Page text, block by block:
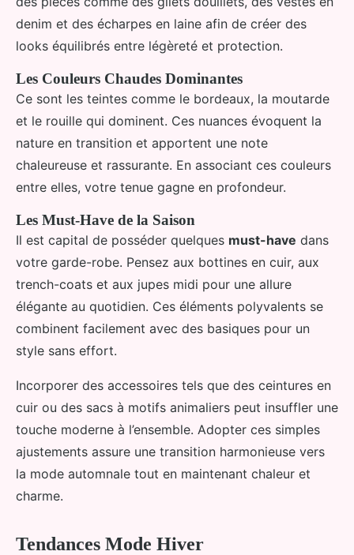
denim et des écharpes en laine afin de créer des
looks équilibrés entre légèreté et protection.
Les Couleurs Chaudes Dominantes
Ce sont les teintes comme le bordeaux, la moutarde
et le rouille qui dominent. Ces nuances évoquent la
nature en transition et apportent une note
chaleureuse et rassurante. En associant ces couleurs
entre elles, votre tenue gagne en profondeur.
Les Must-Have de la Saison
Il est capital de posséder quelques must-have dans
votre garde-robe. Pensez aux bottines en cuir, aux
trench-coats et aux jupes midi pour une allure
élégante au quotidien. Ces éléments polyvalents se
combinent facilement avec des basiques pour un
style sans effort.
Incorporer des accessoires tels que des ceintures en
cuir ou des sacs à motifs animaliers peut insuffler une
touche moderne à l’ensemble. Adopter ces simples
ajustements assure une transition harmonieuse vers
la mode automnale tout en maintenant chaleur et
charme.
Tendances Mode Hiver